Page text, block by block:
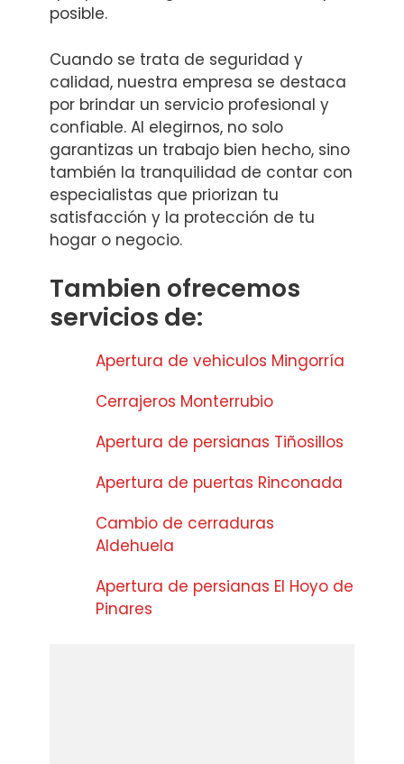
posible.
Cuando se trata de seguridad y
calidad, nuestra empresa se destaca
por brindar un servicio profesional y
confiable. Al elegirnos, no solo
garantizas un trabajo bien hecho, sino
también la tranquilidad de contar con
especialistas que priorizan tu
satisfacción y la protección de tu
hogar o negocio.
Tambien ofrecemos
servicios de:
Apertura de vehiculos Mingorría
Cerrajeros Monterrubio
Apertura de persianas Tiñosillos
Apertura de puertas Rinconada
Cambio de cerraduras
Aldehuela
Apertura de persianas El Hoyo de
Pinares